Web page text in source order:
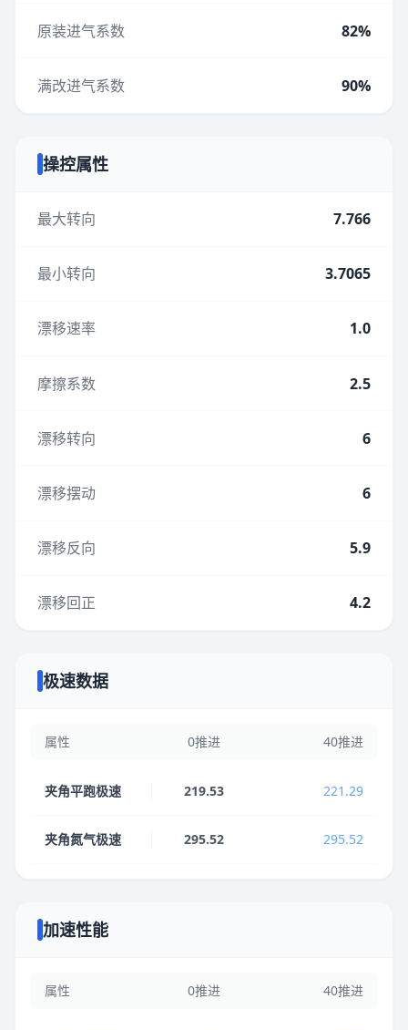
原装进气系数 82%
满改进气系数 90%
操控属性
最大转向 7.766
最小转向 3.7065
漂移速率 1.0
摩擦系数 2.5
漂移转向 6
漂移摆动 6
漂移反向 5.9
漂移回正 4.2
极速数据
属性 0推进 40推进
夹角平跑极速 219.53 221.29
夹角氮气极速 295.52 295.52
加速性能
属性 0推进 40推进